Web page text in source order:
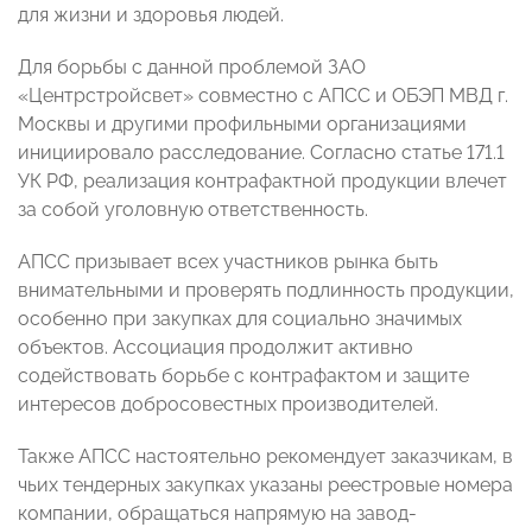
для жизни и здоровья людей.
Для борьбы с данной проблемой ЗАО
«Центрстройсвет» совместно с АПСС и ОБЭП МВД г.
Москвы и другими профильными организациями
инициировало расследование. Согласно статье 171.1
УК РФ, реализация контрафактной продукции влечет
за собой уголовную ответственность.
АПСС призывает всех участников рынка быть
внимательными и проверять подлинность продукции,
особенно при закупках для социально значимых
объектов. Ассоциация продолжит активно
содействовать борьбе с контрафактом и защите
интересов добросовестных производителей.
Также АПСС настоятельно рекомендует заказчикам, в
чьих тендерных закупках указаны реестровые номера
компании, обращаться напрямую на завод-